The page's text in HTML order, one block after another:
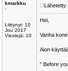
kmarkku
-
Liittynyt: 10
Jou 2017
Viestejä: 10
Hei,
Vanha
Aion
" Before